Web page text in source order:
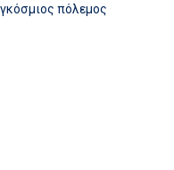
πόλεμος